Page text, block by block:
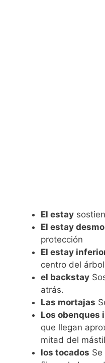
El estay
El estay
protección
El estay
centro del
el backstay
atrás.
Las mortajas
Los obenques
que llegan
mitad del
los tocados